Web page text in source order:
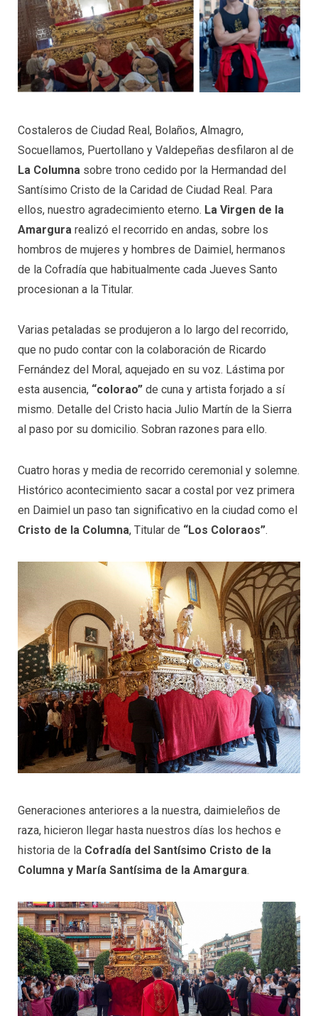
Costaleros de Ciudad Real, Bolaños, Almagro,
Socuellamos, Puertollano y Valdepeñas desfilaron al de
La Columna sobre trono cedido por la Hermandad del
Santísimo Cristo de la Caridad de Ciudad Real. Para
ellos, nuestro agradecimiento eterno. La Virgen de la
Amargura realizó el recorrido en andas, sobre los
hombros de mujeres y hombres de Daimiel, hermanos
de la Cofradía que habitualmente cada Jueves Santo
procesionan a la Titular.
Varias petaladas se produjeron a lo largo del recorrido,
que no pudo contar con la colaboración de Ricardo
Fernández del Moral, aquejado en su voz. Lástima por
esta ausencia, “colorao” de cuna y artista forjado a sí
mismo. Detalle del Cristo hacia Julio Martín de la Sierra
al paso por su domicilio. Sobran razones para ello.
Cuatro horas y media de recorrido ceremonial y solemne.
Histórico acontecimiento sacar a costal por vez primera
en Daimiel un paso tan significativo en la ciudad como el
Cristo de la Columna, Titular de “Los Coloraos”.
Generaciones anteriores a la nuestra, daimieleños de
raza, hicieron llegar hasta nuestros días los hechos e
historia de la Cofradía del Santísimo Cristo de la
Columna y María Santísima de la Amargura.